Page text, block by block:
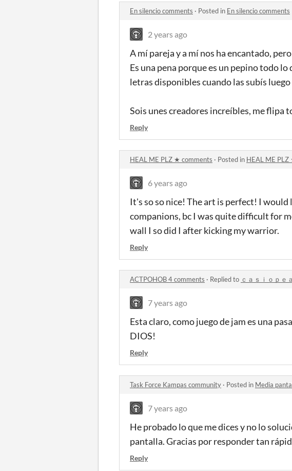
En silencio comments · Posted in En silencio comments
2 years ago
A mí pareja y a mí nos ha encantado,
Es una pena porque es un pepino todo
letras disponibles cuando las subís
Sois unes creadores increíbles, me flipa
Reply
HEAL ME PLZ ★ comments · Posted in HEAL ME
6 years ago
It's so so nice! The art is perfect! I
companions, bc I was quite difficult for
wall I so did I after kicking my warrior.
Reply
ACTPOHOB 4 comments · Replied to ｃａｓｉｏｐｅａ
7 years ago
Esta claro, como juego de jam es una
DIOS!
Reply
Task Force Kampas community · Posted in Media
7 years ago
He probado lo que me dices y no lo
pantalla. Gracias por responder tan
Reply